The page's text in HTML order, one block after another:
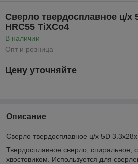
Сверло твердосплавное ц/х
HRC55 TiXCo4
В наличии
Опт и розница
Цену уточняйте
Описание
Сверло твердосплавное ц/х 5D
Твердосплавное сверло, спиральное,
хвостовиком. Используется для